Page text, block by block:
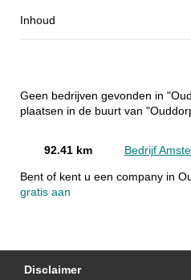
Inhoud
Geen bedrijven gevonden in
plaatsen in de buurt van
92.41 km Bedrijf
Bent of kent u een company in
gratis aan
Disclaimer